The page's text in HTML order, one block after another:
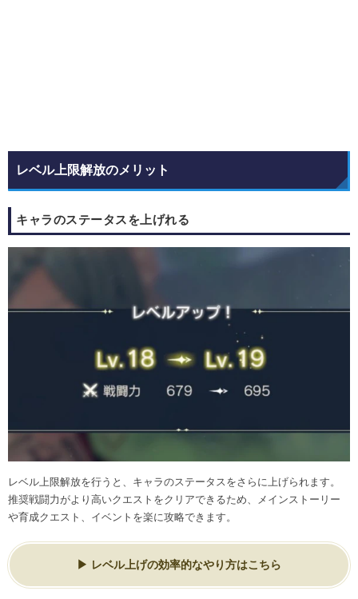
レベル上限解放のメリット
キャラのステータスを上げれる
レベル上限解放を行うと、キャラのステータスをさらに上げられます。
推奨戦闘力がより高いクエストをクリアできるため、メインストーリー
や育成クエスト、イベントを楽に攻略できます。
レベル上げの効率的なやり方はこちら